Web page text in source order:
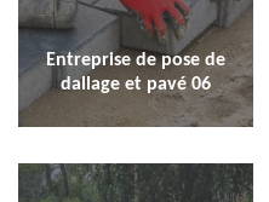
Entreprise de pose de
dallage et pavé 06